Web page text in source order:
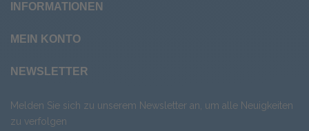
INFORMATIONEN
MEIN KONTO
NEWSLETTER
Melden Sie sich zu unserem Newsletter an, um alle Neuigkeiten
zu verfolgen